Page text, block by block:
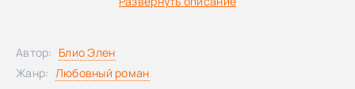
беременна. Муж пытался вернуться, но предательство я
известном тренерском штабе. Прошел год после развода.
Сыну исполнился год, и в этот день бывший снова
Автор: Блио Элен
Жанр: Любовный роман